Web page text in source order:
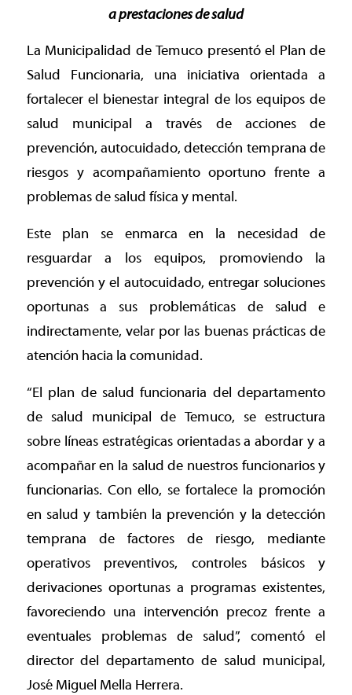
a prestaciones de salud
La Municipalidad de Temuco presentó el Plan de
Salud Funcionaria, una iniciativa orientada a
fortalecer el bienestar integral de los equipos de
salud municipal a través de acciones de
prevención, autocuidado, detección temprana de
riesgos y acompañamiento oportuno frente a
problemas de salud física y mental.
Este plan se enmarca en la necesidad de
resguardar a los equipos, promoviendo la
prevención y el autocuidado, entregar soluciones
oportunas a sus problemáticas de salud e
indirectamente, velar por las buenas prácticas de
atención hacia la comunidad.
“El plan de salud funcionaria del departamento
de salud municipal de Temuco, se estructura
sobre líneas estratégicas orientadas a abordar y a
acompañar en la salud de nuestros funcionarios y
funcionarias. Con ello, se fortalece la promoción
en salud y también la prevención y la detección
temprana de factores de riesgo, mediante
operativos preventivos, controles básicos y
derivaciones oportunas a programas existentes,
favoreciendo una intervención precoz frente a
eventuales problemas de salud”, comentó el
director del departamento de salud municipal,
José Miguel Mella Herrera.